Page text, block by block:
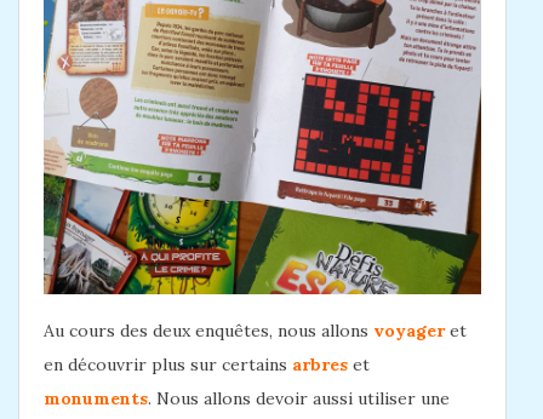
Au cours des deux enquêtes, nous allons voyageret
en découvrir plus sur certains arbres et
monuments. Nous allons devoir aussi utiliser une